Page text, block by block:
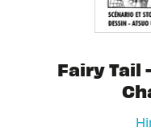
Fairy Tail